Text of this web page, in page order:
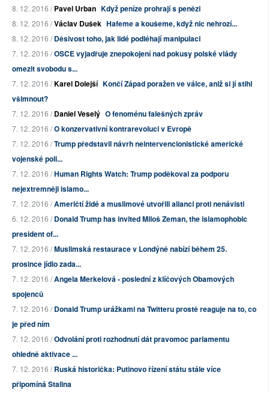
8. 12. 2016 /Pavel Urban Když peníze prohrají s penězi
8. 12. 2016 /Václav Dušek Hafeme a koušeme, když nic nehrozí...
8. 12. 2016 /Děsivost toho, jak lidé podléhají manipulaci
7. 12. 2016 /OSCE vyjadřuje znepokojení nad pokusy polské vlády
omezit svobodu s...
7. 12. 2016 /Karel Dolejší Končí Západ poražen ve válce, aniž si jí stihl
všimnout?
7. 12. 2016 /Daniel Veselý O fenoménu falešných zpráv
7. 12. 2016 /O konzervativní kontrarevoluci v Evropě
7. 12. 2016 /Trump představil návrh neintervencionistické americké
vojenské poli...
7. 12. 2016 /Human Rights Watch: Trump poděkoval za podporu
nejextremněji islamo...
7. 12. 2016 /Američtí židé a muslimové utvořili alianci proti nenávisti
6. 12. 2016 /Donald Trump has invited Miloš Zeman, the islamophobic
president of...
7. 12. 2016 /Muslimská restaurace v Londýně nabízí během 25.
prosince jídlo zada...
7. 12. 2016 /Angela Merkelová - poslední z klíčových Obamových
spojenců
7. 12. 2016 /Donald Trump urážkami na Twitteru prostě reaguje na to, co
je před ním
7. 12. 2016 /Odvolání proti rozhodnutí dát pravomoc parlamentu
ohledně aktivace ...
7. 12. 2016 /Ruská historička: Putinovo řízení státu stále více
připomíná Stalina